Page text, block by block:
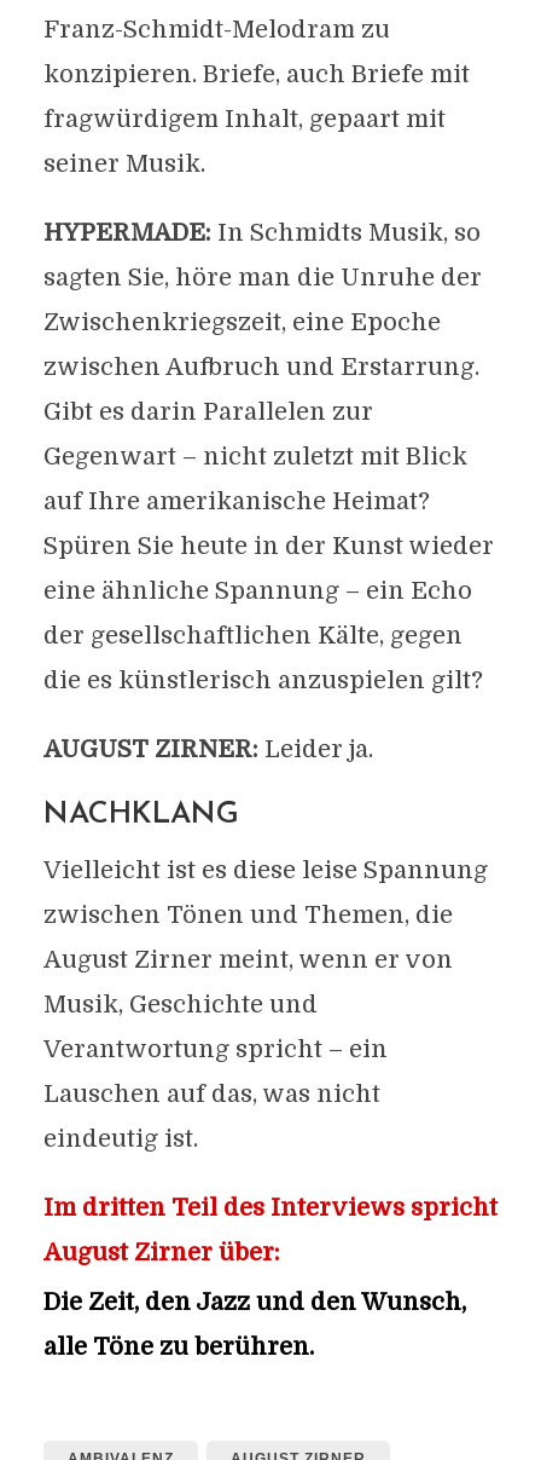
Franz-Schmidt-Melodram zu
konzipieren. Briefe, auch Briefe mit
fragwürdigem Inhalt, gepaart mit
seiner Musik.
HYPERMADE: In Schmidts Musik, so
sagten Sie, höre man die Unruhe der
Zwischenkriegszeit, eine Epoche
zwischen Aufbruch und Erstarrung.
Gibt es darin Parallelen zur
Gegenwart – nicht zuletzt mit Blick
auf Ihre amerikanische Heimat?
Spüren Sie heute in der Kunst wieder
eine ähnliche Spannung – ein Echo
der gesellschaftlichen Kälte, gegen
die es künstlerisch anzuspielen gilt?
AUGUST ZIRNER: Leider ja.
NACHKLANG
Vielleicht ist es diese leise Spannung
zwischen Tönen und Themen, die
August Zirner meint, wenn er von
Musik, Geschichte und
Verantwortung spricht – ein
Lauschen auf das, was nicht
eindeutig ist.
Im dritten Teil des Interviews spricht
August Zirner über:
Die Zeit, den Jazz und den Wunsch,
alle Töne zu berühren.